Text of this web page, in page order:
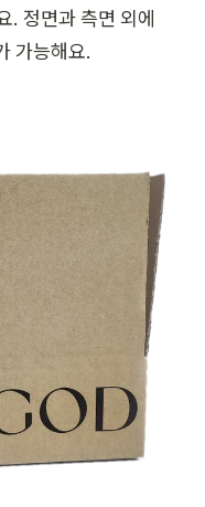
. 정면과 측면 외에
가능해요.